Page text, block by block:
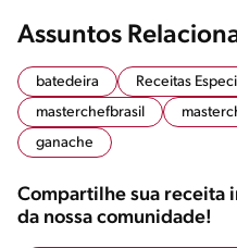
Assuntos
batedeira Receitas
masterchefbrasil
ganache
Compartilhe sua receita
da nossa comunidade!